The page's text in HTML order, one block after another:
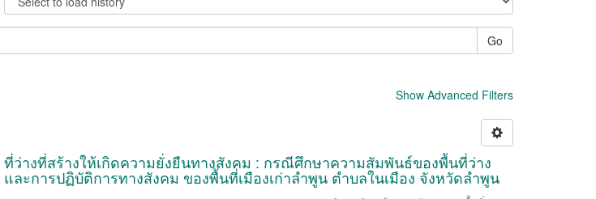
Go
Show Advanced Filters
ที่ว่างที่สร้างให้เกิดความยั่งยืนทางสังคม : กรณีศึกษาความสัมพันธ์ของพื้นที่ว่าง
และการปฏิบัติการทางสังคม ของพื้นที่เมืองเก่าลำพูน ตำบลในเมือง จังหวัดลำพูน